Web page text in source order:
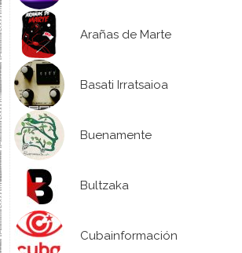
Arañas de Marte
Basati Irratsaioa
Buenamente
Bultzaka
Cubainformación